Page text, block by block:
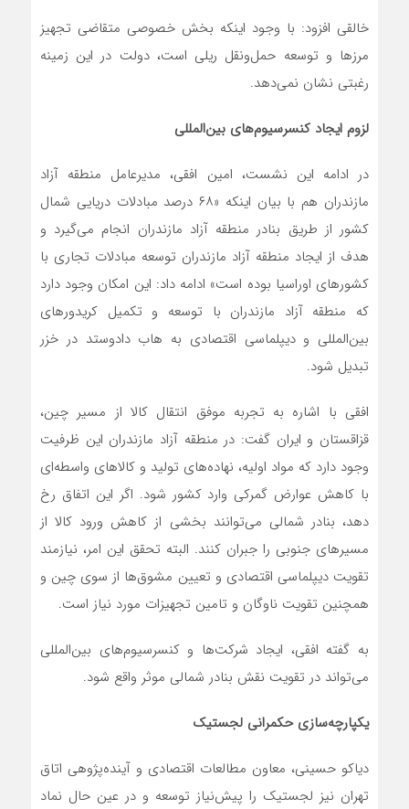
خالقی افزود: با وجود اینکه بخش خصوصی متقاضی تجهیز
مرزها و توسعه حمل‌ونقل ریلی است، دولت در این زمینه
رغبتی نشان نمی‌دهد.
لزوم ایجاد کنسرسیوم‌های بین‌المللی
در ادامه این نشست، امین افقی، مدیرعامل منطقه آزاد
مازندران هم با بیان اینکه «۶۸ درصد مبادلات دریایی شمال
کشور از طریق بنادر منطقه آزاد مازندران انجام می‌گیرد و
هدف از ایجاد منطقه آزاد مازندران توسعه مبادلات تجاری با
کشورهای اوراسیا بوده است» ادامه داد: این امکان وجود دارد
که منطقه آزاد مازندران با توسعه و تکمیل کریدورهای
بین‌المللی و دیپلماسی اقتصادی به هاب دادوستد در خزر
تبدیل شود.
افقی با اشاره به تجربه موفق انتقال کالا از مسیر چین،
قزاقستان و ایران گفت: در منطقه آزاد مازندران این ظرفیت
وجود دارد که مواد اولیه، نهاده‌های تولید و کالاهای واسطه‌ای
با کاهش عوارض گمرکی وارد کشور شود. اگر این اتفاق رخ
دهد، بنادر شمالی می‌توانند بخشی از کاهش ورود کالا از
مسیرهای جنوبی را جبران کنند. البته تحقق این امر، نیازمند
تقویت دیپلماسی اقتصادی و تعیین مشوق‌ها از سوی چین و
همچنین تقویت ناوگان و تامین تجهیزات مورد نیاز است.
به گفته افقی، ایجاد شرکت‌ها و کنسرسیوم‌های بین‌المللی
می‌تواند در تقویت نقش بنادر شمالی موثر واقع شود.
یکپارچه‌‌سازی حکمرانی لجستیک
دیاکو حسینی، معاون مطالعات اقتصادی و آینده‌پژوهی اتاق
تهران نیز لجستیک را پیش‌نیاز توسعه و در عین حال نماد